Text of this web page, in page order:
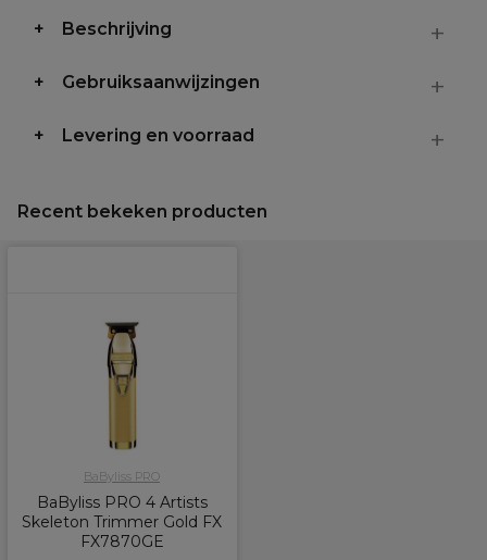
Beschrijving
Gebruiksaanwijzingen
Levering en voorraad
Recent bekeken producten
BaByliss PRO
BaByliss PRO 4 Artists
Skeleton Trimmer Gold FX
FX7870GE